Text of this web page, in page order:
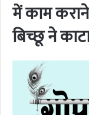
में काम
बिच्छू ने